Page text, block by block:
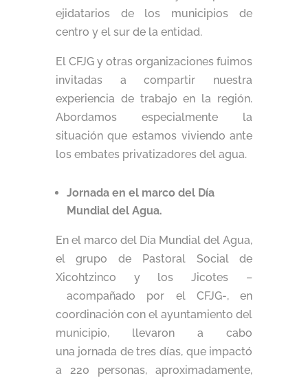
ejidatarios de los municipios de
centro y el sur de la entidad.
El CFJG y otras organizaciones fuimos
invitadas a compartir nuestra
experiencia de trabajo en la región.
Abordamos especialmente la
situación que estamos viviendo ante
los embates privatizadores del agua.
Jornada en el marco del Día
Mundial del Agua.
En el marco del Día Mundial del Agua,
el grupo de Pastoral Social de
Xicohtzinco y los Jicotes –
acompañado por el CFJG-, en
coordinación con el ayuntamiento del
municipio, llevaron a cabo
una jornada de tres días, que impactó
a 220 personas, aproximadamente,